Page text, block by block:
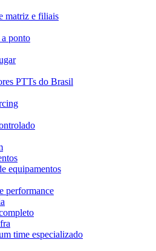
matriz e filiais
ponto
PTTs do Brasil
equipamentos
performance
time especializado